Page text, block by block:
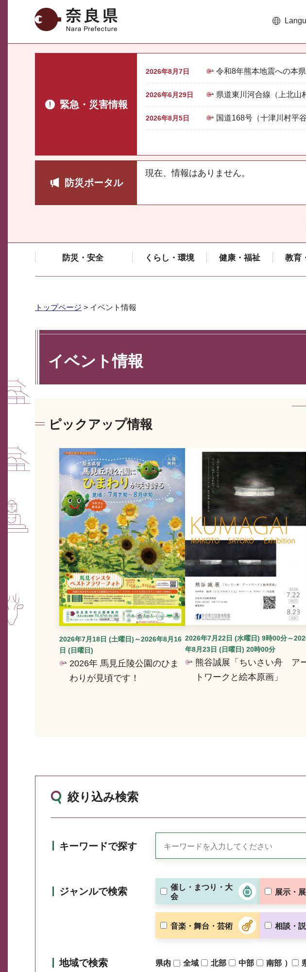
奈良県
緊急・災害情報
2026年8月7日 令和8年熊本地震への本
2026年6月29日 県道東川河合線（上北山
2026年8月5日 国道168号（十津川村平
防災ポータル
現在、情報はありません。
防災・安全 くらし・環境 健康・福祉 教育
トップページ > イベント情報
イベント情報
ピックアップ情報
2026年7月18日 (土曜日)～2026年8月16
日 (日曜日)
2026年 馬見丘陵公園のひま
わりが見頃です！
2026年7月22日 (水曜日) 9時00分～
年8月23日 (日曜日) 20時00分
熊谷誠展「ちいさい舟 ア
トワークと絵本原画」
絞り込み検索
キーワードで探す
ジャンルで検索
催し・まつり・大
会
展示・
音楽・舞台・芸術 相談・
地域で検索 県内
（ 全域 北部 中部 南部 ）